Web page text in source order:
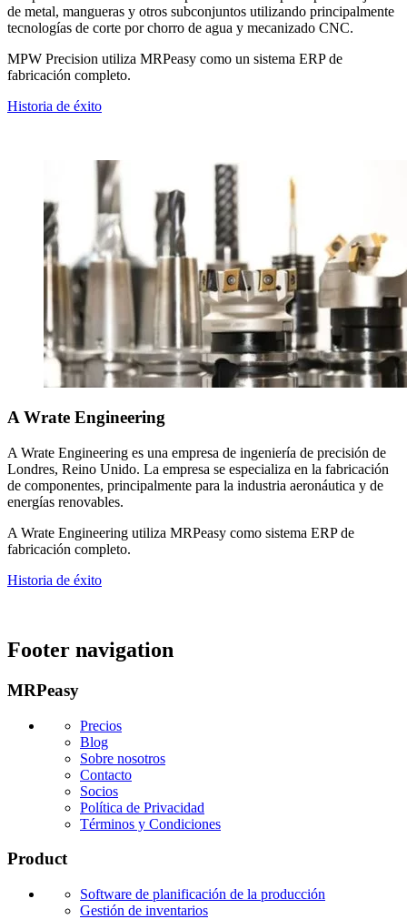
de metal, mangueras y otros subconjuntos utilizando principalmente
tecnologías de corte por chorro de agua y mecanizado CNC.
MPW Precision utiliza MRPeasy como un sistema ERP de
fabricación completo.
Historia de éxito
A Wrate Engineering
A Wrate Engineering es una empresa de ingeniería de precisión de
Londres, Reino Unido. La empresa se especializa en la fabricación
de componentes, principalmente para la industria aeronáutica y de
energías renovables.
A Wrate Engineering utiliza MRPeasy como sistema ERP de
fabricación completo.
Historia de éxito
Footer navigation
MRPeasy
Precios
Blog
Sobre nosotros
Contacto
Socios
Política de Privacidad
Términos y Condiciones
Product
Software de planificación de la producción
Gestión de inventarios